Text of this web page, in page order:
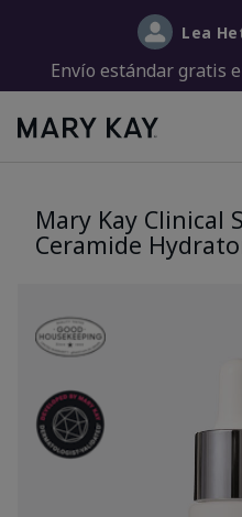
Envío estándar gratis
Mary Kay Clinical
Ceramide